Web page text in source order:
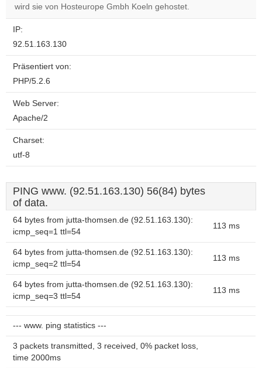
website?
wird sie von Hosteurope Gmbh Koeln gehostet.
IP:
92.51.163.130
Präsentiert von:
PHP/5.2.6
Web Server:
Apache/2
Charset:
utf-8
PING www. (92.51.163.130) 56(84) bytes
of data.
64 bytes from jutta-thomsen.de (92.51.163.130):
icmp_seq=1 ttl=54
113 ms
64 bytes from jutta-thomsen.de (92.51.163.130):
icmp_seq=2 ttl=54
113 ms
64 bytes from jutta-thomsen.de (92.51.163.130):
icmp_seq=3 ttl=54
113 ms
--- www. ping statistics ---
3 packets transmitted, 3 received, 0% packet loss,
time 2000ms